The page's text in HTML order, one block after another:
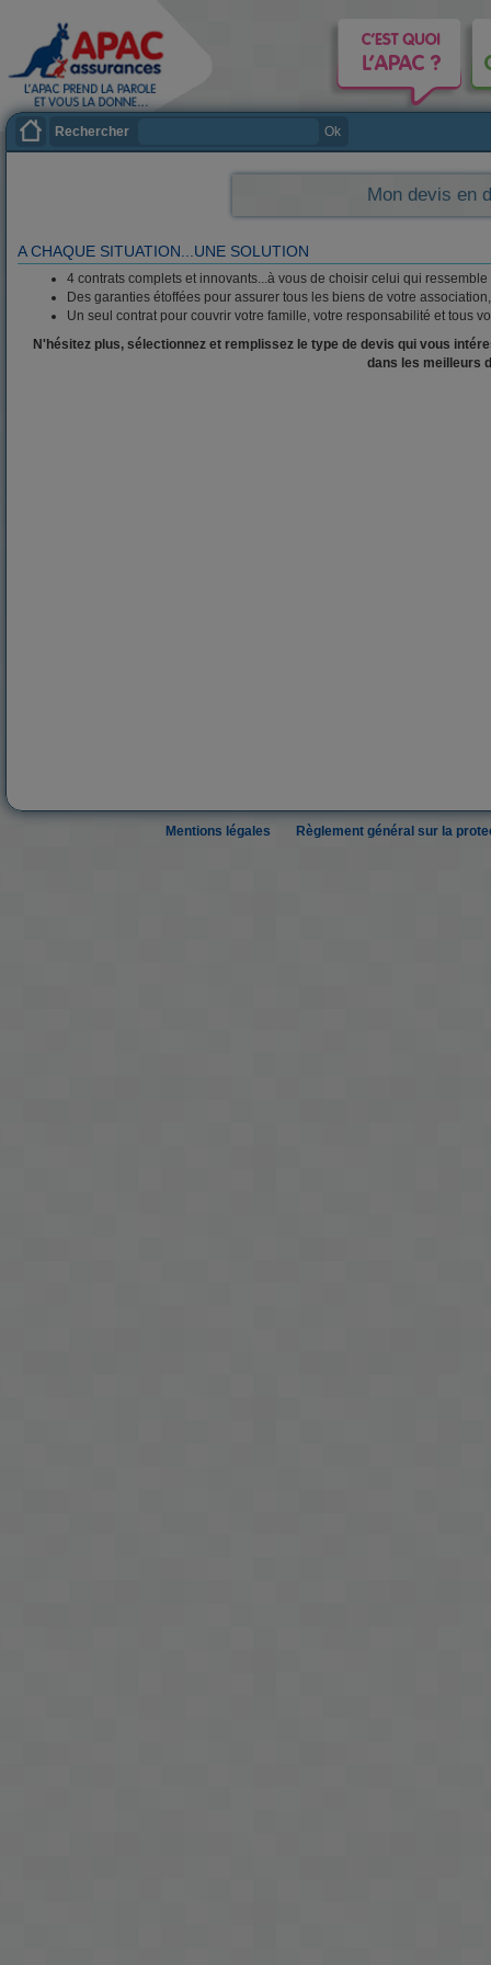
Rechercher Ok
Mon devis en
A CHAQUE SITUATION...UNE SOLUTION
4 contrats complets et innovants...à vous de choisir celui qui
Des garanties étoffées pour assurer tous les biens de votre
Un seul contrat pour couvrir votre famille, votre responsabilité et tous
N'hésitez plus, sélectionnez et remplissez le type de devis qui vous
dans les meilleurs
Mentions légales Règlement général sur la